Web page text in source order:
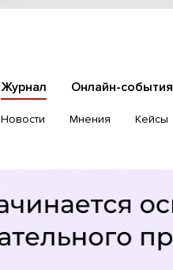
Журнал Онлайн-события
Новости Мнения Кейсы